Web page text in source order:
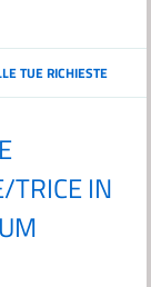
TUE RICHIESTE
TRICE IN